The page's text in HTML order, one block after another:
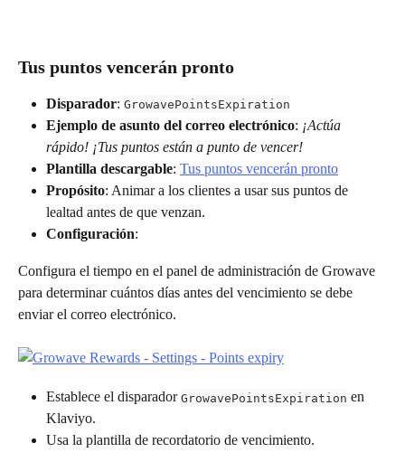
Tus puntos vencerán pronto
Disparador: GrowavePointsExpiration
Ejemplo de asunto del correo electrónico: ¡Actúa
rápido! ¡Tus puntos están a punto de vencer!
Plantilla descargable: Tus puntos vencerán pronto
Propósito: Animar a los clientes a usar sus puntos de
lealtad antes de que venzan.
Configuración:
Configura el tiempo en el panel de administración de Growave
para determinar cuántos días antes del vencimiento se debe
enviar el correo electrónico.
Establece el disparador GrowavePointsExpiration en
Klaviyo.
Usa la plantilla de recordatorio de vencimiento.